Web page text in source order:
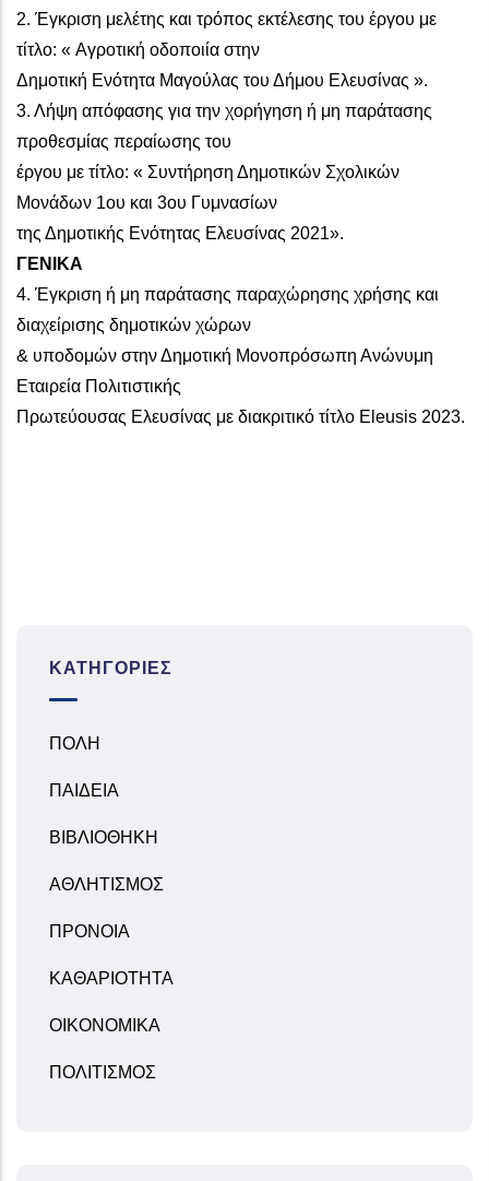
2. Έγκριση μελέτης και τρόπος εκτέλεσης του έργου με
τίτλο: « Aγροτική οδοποιία στην
Δημοτική Ενότητα Μαγούλας του Δήμου Ελευσίνας ».
3. Λήψη απόφασης για την χορήγηση ή μη παράτασης
προθεσμίας περαίωσης του
έργου με τίτλο: « Συντήρηση Δημοτικών Σχολικών
Μονάδων 1ου και 3ου Γυμνασίων
της Δημοτικής Ενότητας Ελευσίνας 2021».
ΓΕΝΙΚΑ
4. Έγκριση ή μη παράτασης παραχώρησης χρήσης και
διαχείρισης δημοτικών χώρων
& υποδομών στην Δημοτική Μονοπρόσωπη Ανώνυμη
Εταιρεία Πολιτιστικής
Πρωτεύουσας Ελευσίνας με διακριτικό τίτλο Eleusis 2023.
ΚΑΤΗΓΟΡΊΕΣ
ΠΟΛΗ
ΠΑΙΔΕΙΑ
ΒΙΒΛΙΟΘΗΚΗ
ΑΘΛΗΤΙΣΜΟΣ
ΠΡΟΝΟΙΑ
ΚΑΘΑΡΙΟΤΗΤΑ
ΟΙΚΟΝΟΜΙΚΑ
ΠΟΛΙΤΙΣΜΟΣ